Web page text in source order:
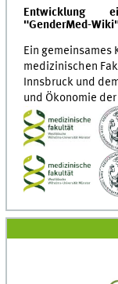
Entwicklung
"GenderMed-
Ein gemeinsames
medizinischen
Innsbruck und
und Ökonomie